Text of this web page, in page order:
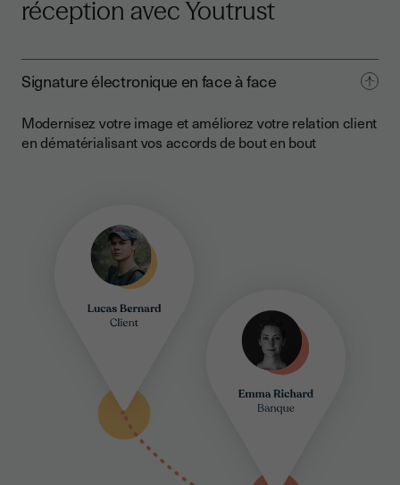
réception avec Youtrust
Signature électronique en face à face
Modernisez votre image et améliorez votre relation client
en dématérialisant vos accords de bout en bout